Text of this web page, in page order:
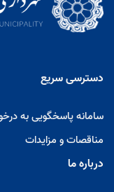
دسترسی سریع
سامانه پاسخگویی به
مناقصات و مزایدات
درباره ما